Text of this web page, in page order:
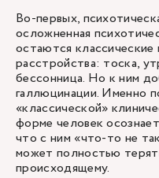
Во-первых,
осложненная
остаются классические
расстройства: тоска,
бессонница. Но к ним
галлюцинации. Именно
«классической»
форме человек
что с ним «что-то не
может полностью
происходящему.